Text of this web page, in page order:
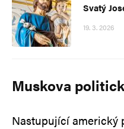
Svatý
19. 3. 2026
Muskova
Nastupující americký